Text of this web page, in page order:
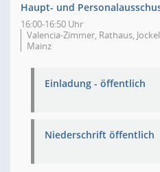
Haupt- und
16:00-16:50 Uhr
Valencia-Zimmer, Rathaus,
Mainz
Einladung - öffentlich
Niederschrift öffentlich